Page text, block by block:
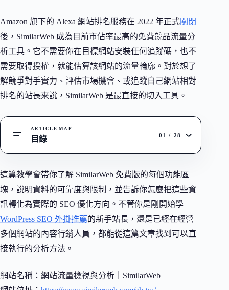
Amazon 旗下的 Alexa 網站排名服務在 2022 年正式關閉
後，SimilarWeb 成為目前市佔率最高的免費競品流量分
析工具。它不需要你在目標網站安裝任何追蹤碼，也不
需要取得授權，就能估算該網站的流量輪廓。對於想了
解競爭對手實力、評估市場機會、或追蹤自己網站相對
排名的站長來說，SimilarWeb 是最直接的切入工具。
ARTICLE MAP
目錄 01 / 28
這篇教學會帶你了解 SimilarWeb 免費版的每個功能區
塊，說明資料的可靠度與限制，並告訴你怎麼把這些資
訊轉化為實際的 SEO 優化方向。不管你是剛開始學
WordPress SEO 外掛推薦的新手站長，還是已經在經營
多個網站的內容行銷人員，都能從這篇文章找到可以直
接執行的分析方法。
網站名稱：網站流量檢視與分析｜SimilarWeb